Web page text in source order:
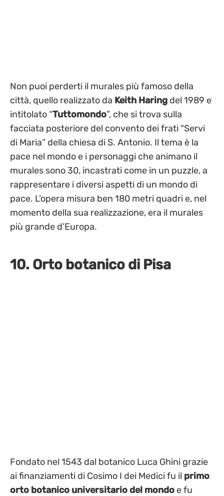
Non puoi perderti il murales più famoso della
città, quello realizzato da Keith Haring del 1989 e
intitolato “Tuttomondo”, che si trova sulla
facciata posteriore del convento dei frati “Servi
di Maria” della chiesa di S. Antonio. Il tema è la
pace nel mondo e i personaggi che animano il
murales sono 30, incastrati come in un puzzle, a
rappresentare i diversi aspetti di un mondo di
pace. L’opera misura ben 180 metri quadri e, nel
momento della sua realizzazione, era il murales
più grande d’Europa.
10. Orto botanico di Pisa
Fondato nel 1543 dal botanico Luca Ghini grazie
ai finanziamenti di Cosimo I dei Medici fu il primo
orto botanico universitario del mondo e fu